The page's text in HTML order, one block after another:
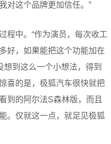
对这个品牌更加信任。”
程中。“作为演员，每次收工
好，如果能把这个功能加在
想到这么一个小想法，得到
喜的是，极狐汽车很快就把
到的阿尔法S森林版，而且
。仅就这一点，就足见极狐